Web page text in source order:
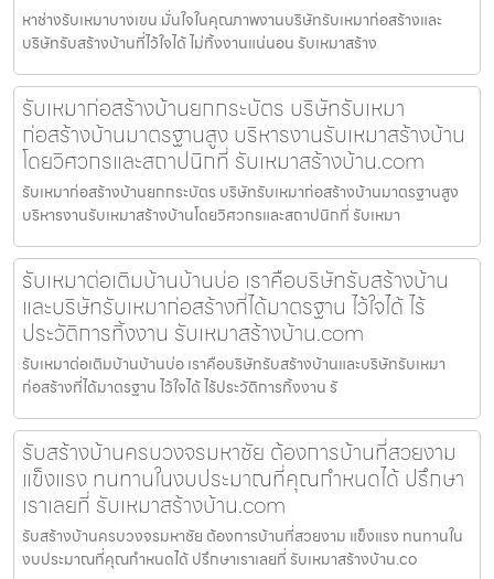
หาช่างรับเหมาบางเขน มั่นใจในคุณภาพงานบริษัทรับเหมาก่อสร้างและ
บริษัทรับสร้างบ้านที่ไว้ใจได้ ไม่ทิ้งงานแน่นอน รับเหมาสร้าง
รับเหมาก่อสร้างบ้านยกกระบัตร บริษัทรับเหมา
ก่อสร้างบ้านมาตรฐานสูง บริหารงานรับเหมาสร้างบ้าน
โดยวิศวกรและสถาปนิกที่ รับเหมาสร้างบ้าน.com
รับเหมาก่อสร้างบ้านยกกระบัตร บริษัทรับเหมาก่อสร้างบ้านมาตรฐานสูง
บริหารงานรับเหมาสร้างบ้านโดยวิศวกรและสถาปนิกที่ รับเหมา
รับเหมาต่อเติมบ้านบ้านบ่อ เราคือบริษัทรับสร้างบ้าน
และบริษัทรับเหมาก่อสร้างที่ได้มาตรฐาน ไว้ใจได้ ไร้
ประวัติการทิ้งงาน รับเหมาสร้างบ้าน.com
รับเหมาต่อเติมบ้านบ้านบ่อ เราคือบริษัทรับสร้างบ้านและบริษัทรับเหมา
ก่อสร้างที่ได้มาตรฐาน ไว้ใจได้ ไร้ประวัติการทิ้งงาน รั
รับสร้างบ้านครบวงจรมหาชัย ต้องการบ้านที่สวยงาม
แข็งแรง ทนทานในงบประมาณที่คุณกำหนดได้ ปรึกษา
เราเลยที่ รับเหมาสร้างบ้าน.com
รับสร้างบ้านครบวงจรมหาชัย ต้องการบ้านที่สวยงาม แข็งแรง ทนทานใน
งบประมาณที่คุณกำหนดได้ ปรึกษาเราเลยที่ รับเหมาสร้างบ้าน.co